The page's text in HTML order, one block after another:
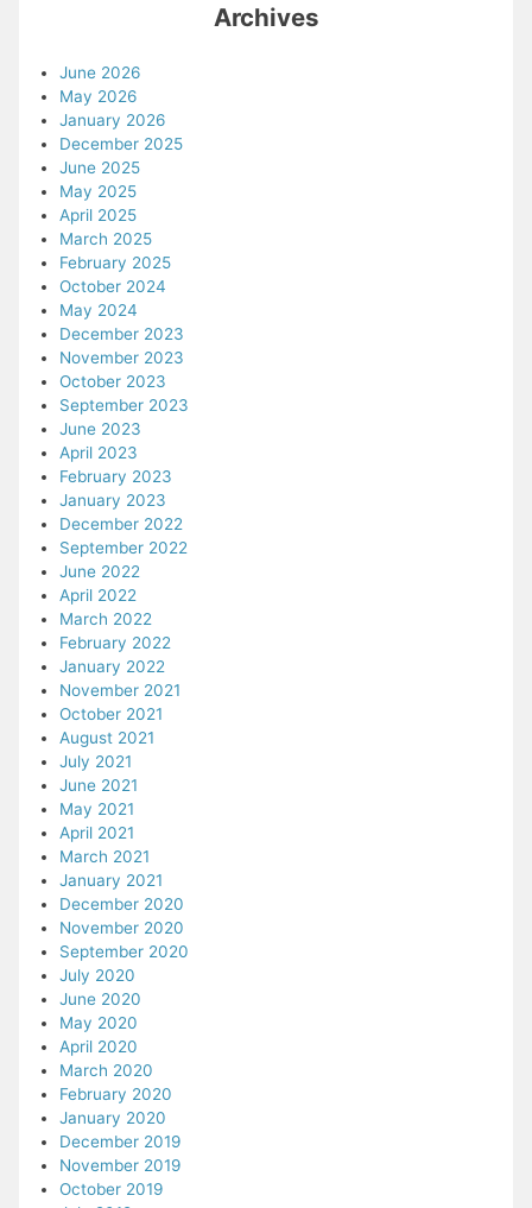
Archives
June 2026
May 2026
January 2026
December 2025
June 2025
May 2025
April 2025
March 2025
February 2025
October 2024
May 2024
December 2023
November 2023
October 2023
September 2023
June 2023
April 2023
February 2023
January 2023
December 2022
September 2022
June 2022
April 2022
March 2022
February 2022
January 2022
November 2021
October 2021
August 2021
July 2021
June 2021
May 2021
April 2021
March 2021
January 2021
December 2020
November 2020
September 2020
July 2020
June 2020
May 2020
April 2020
March 2020
February 2020
January 2020
December 2019
November 2019
October 2019